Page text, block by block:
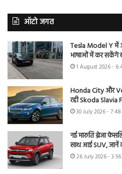
ऑटो जगत
Tesla Model Y में
भाषाओं में कर सकेंगे
1 August 2026 -
Honda City और
रही Skoda
30 July 2026 -
नई मारुति ब्रेजा
साथ आई SUV, जानें
26 July 2026 -